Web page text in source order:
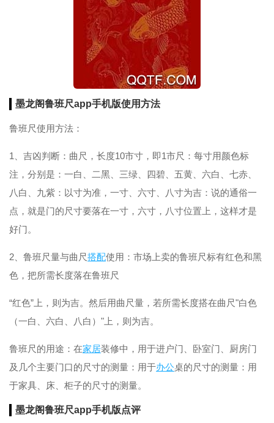
墨龙阁鲁班尺app手机版使用方法
鲁班尺使用方法：
1、吉凶判断：曲尺，长度10市寸，即1市尺：每寸用颜色标
注，分别是：一白、二黑、三绿、四碧、五黄、六白、七赤、
八白、九紫：以寸为准，一寸、六寸、八寸为吉：说的通俗一
点，就是门的尺寸要落在一寸，六寸，八寸位置上，这样才是
好门。
2、鲁班尺量与曲尺搭配使用：市场上卖的鲁班尺标有红色和黑
色，把所需长度落在鲁班尺
“红色”上，则为吉。然后用曲尺量，若所需长度搭在曲尺"白色
（一白、六白、八白）"上，则为吉。
鲁班尺的用途：在家居装修中，用于进户门、卧室门、厨房门
及几个主要门口的尺寸的测量：用于办公桌的尺寸的测量：用
于家具、床、柜子的尺寸的测量。
墨龙阁鲁班尺app手机版点评